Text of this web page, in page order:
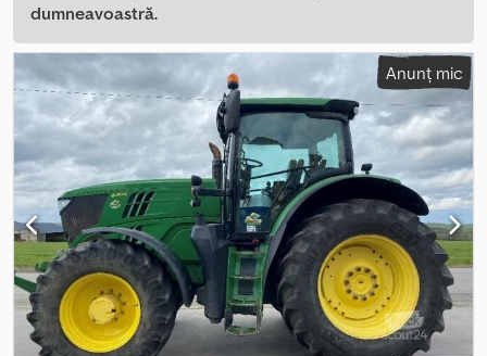
dumneavoastră.
Anunț mic